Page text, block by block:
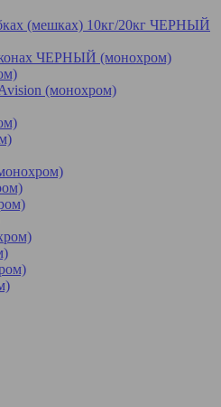
(мешках) 10кг/20кг ЧЕРНЫЙ
ЧЕРНЫЙ (монохром)
(монохром)